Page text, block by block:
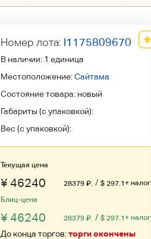
Номер лота: l1175809670
В наличии: 1 единица
Местоположение:Сайтама
Состояние товара: новый
Габариты (с упаковкой):
Вес (с упаковкой):
Текущая цена
¥ 46240 28379 ₽. / $ 297.1+ налог
Блиц-цена
¥ 46240 28379 ₽. / $ 297.1+ налог
До конца торгов:торги окончены